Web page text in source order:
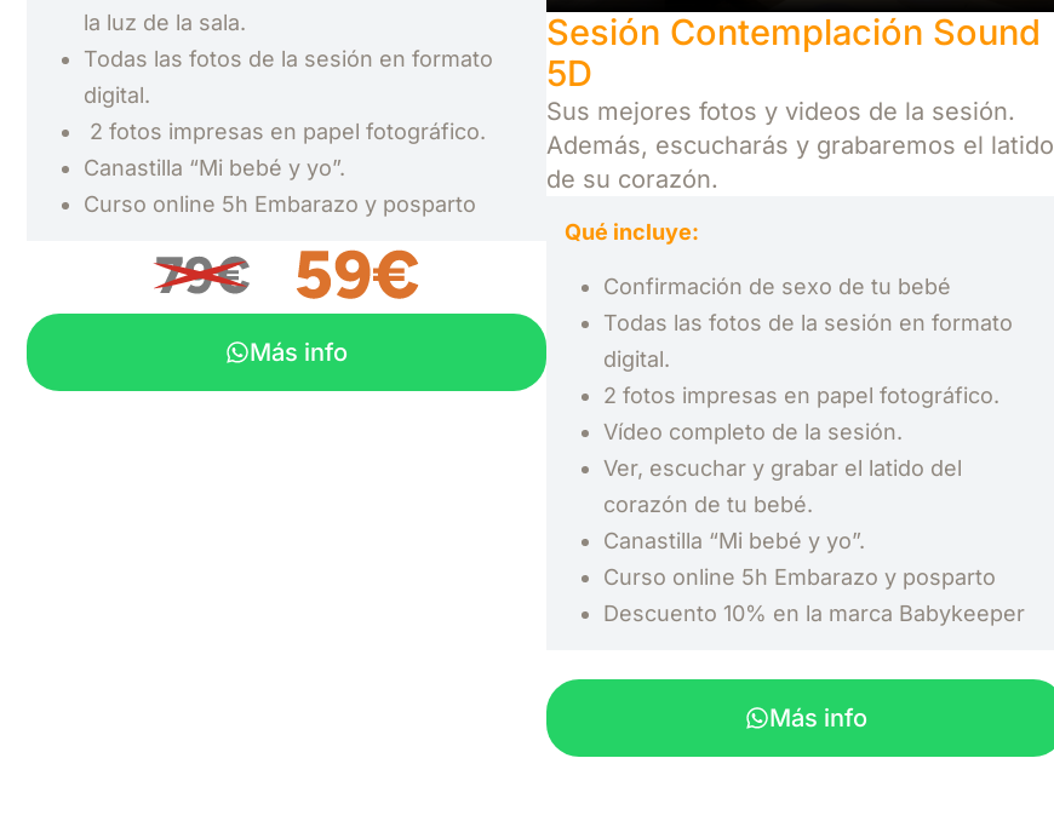
la luz de la sala.
Todas las fotos de la sesión en formato
digital.
2 fotos impresas en papel fotográfico.
Canastilla “Mi bebé y yo”.
Curso online 5h Embarazo y posparto
Más info
Sesión Contemplación Sound
5D
Sus mejores fotos y videos de la sesión.
Además, escucharás y grabaremos el latido
de su corazón.
Qué incluye:
Confirmación de sexo de tu bebé
Todas las fotos de la sesión en formato
digital.
2 fotos impresas en papel fotográfico.
Vídeo completo de la sesión.
Ver, escuchar y grabar el latido del
corazón de tu bebé.
Canastilla “Mi bebé y yo”.
Curso online 5h Embarazo y posparto
Descuento 10% en la marca Babykeeper
Más info